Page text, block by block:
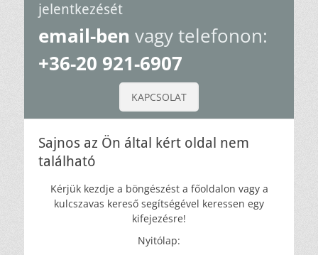
jelentkezését
email-ben vagy telefonon:
+36-20 921-6907
KAPCSOLAT
Sajnos az Ön által kért oldal nem
található
Kérjük kezdje a böngészést a főoldalon vagy a
kulcszavas kereső segítségével keressen egy
kifejezésre!
Nyitólap: